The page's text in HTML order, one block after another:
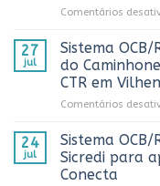
Comentários
27
jul
Sistema
do
CTR em
Comentários
24
jul
Sistema
Sicredi para
Conecta